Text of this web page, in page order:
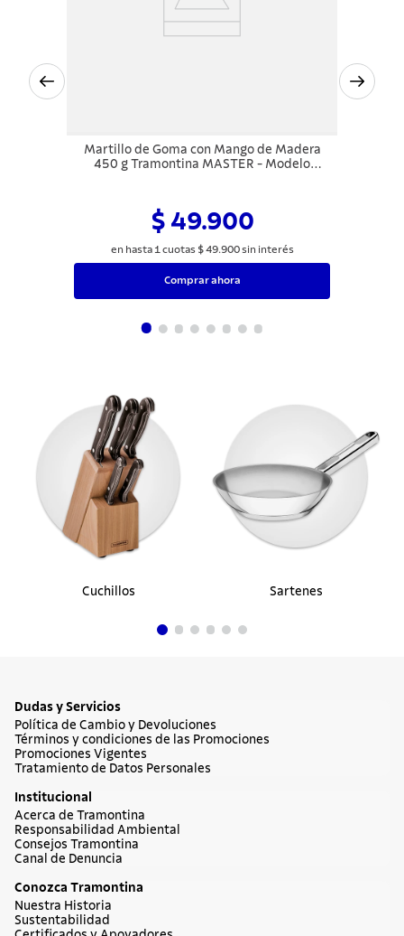
Martillo de Goma con Mango de Madera
450 g Tramontina MASTER - Modelo
$ 49.900
en hasta 1 cuotas $ 49.900sin interés
Comprar ahora
Cuchillos Sartenes
Dudas y Servicios
Política de Cambio y Devoluciones
Términos y condiciones de las Promociones
Promociones Vigentes
Tratamiento de Datos Personales
Institucional
Acerca de Tramontina
Responsabilidad Ambiental
Consejos Tramontina
Canal de Denuncia
Conozca Tramontina
Nuestra Historia
Sustentabilidad